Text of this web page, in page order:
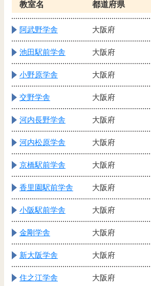
教室名 都道府県
阿武野学舎 大阪府
池田駅前学舎 大阪府
小野原学舎 大阪府
交野学舎 大阪府
河内長野学舎 大阪府
河内松原学舎 大阪府
京橋駅前学舎 大阪府
香里園駅前学舎 大阪府
小阪駅前学舎 大阪府
金剛学舎 大阪府
新大阪学舎 大阪府
住之江学舎 大阪府